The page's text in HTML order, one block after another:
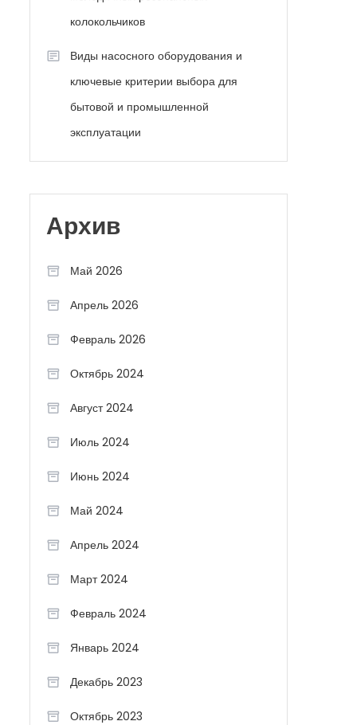
колокольчиков
Виды насосного оборудования и
ключевые критерии выбора для
бытовой и промышленной
эксплуатации
Архив
Май 2026
Апрель 2026
Февраль 2026
Октябрь 2024
Август 2024
Июль 2024
Июнь 2024
Май 2024
Апрель 2024
Март 2024
Февраль 2024
Январь 2024
Декабрь 2023
Октябрь 2023